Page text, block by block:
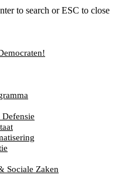
to search or ESC to close
Sociale Zaken